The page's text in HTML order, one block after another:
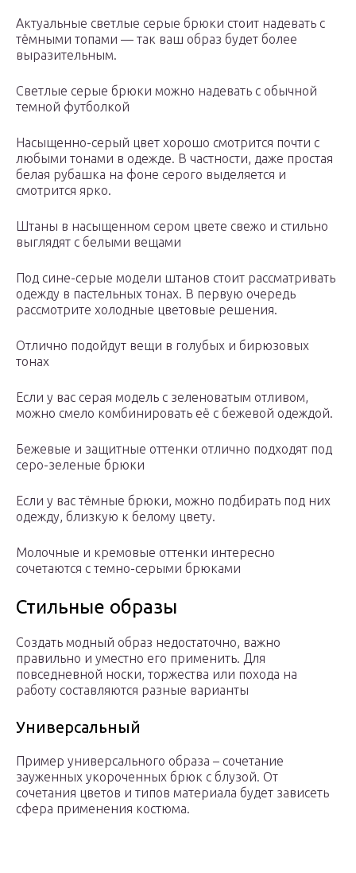
Актуальные светлые серые брюки стоит надевать с
тёмными топами — так ваш образ будет более
выразительным.
Светлые серые брюки можно надевать с обычной
темной футболкой
Насыщенно-серый цвет хорошо смотрится почти с
любыми тонами в одежде. В частности, даже простая
белая рубашка на фоне серого выделяется и
смотрится ярко.
Штаны в насыщенном сером цвете свежо и стильно
выглядят с белыми вещами
Под сине-серые модели штанов стоит рассматривать
одежду в пастельных тонах. В первую очередь
рассмотрите холодные цветовые решения.
Отлично подойдут вещи в голубых и бирюзовых
тонах
Если у вас серая модель с зеленоватым отливом,
можно смело комбинировать её с бежевой одеждой.
Бежевые и защитные оттенки отлично подходят под
серо-зеленые брюки
Если у вас тёмные брюки, можно подбирать под них
одежду, близкую к белому цвету.
Молочные и кремовые оттенки интересно
сочетаются с темно-серыми брюками
Стильные образы
Создать модный образ недостаточно, важно
правильно и уместно его применить. Для
повседневной носки, торжества или похода на
работу составляются разные варианты
Универсальный
Пример универсального образа – сочетание
зауженных укороченных брюк с блузой. От
сочетания цветов и типов материала будет зависеть
сфера применения костюма.